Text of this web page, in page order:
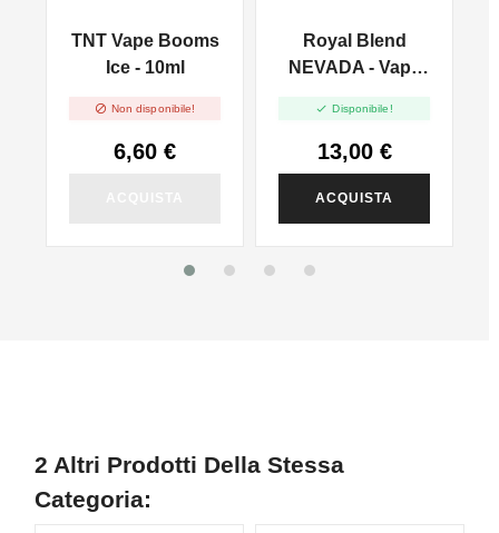
TNT Vape Booms
Ice - 10ml
 Non disponibile!
6,60 €
Royal Blend
NEVADA - Vape
 Disponibile!
13,00 €
ACQUISTA
2 Altri Prodotti Della Stessa
Categoria: